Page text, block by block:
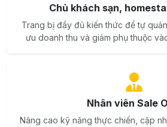
Chủ khách sạn,
Trang bị đầy đủ kiến thức để tự
ưu doanh thu và giảm phụ thuộc
Nhân viên Sale
Nâng cao kỹ năng thực chiến, cập